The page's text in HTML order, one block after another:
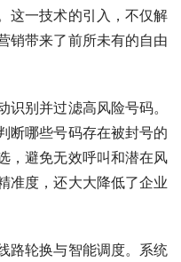
这一技术的引入，不仅解
销带来了前所未有的自由
别并过滤高风险号码。
断哪些号码存在被封号的
，避免无效呼叫和潜在风
准度，还大大降低了企业
路轮换与智能调度。系统